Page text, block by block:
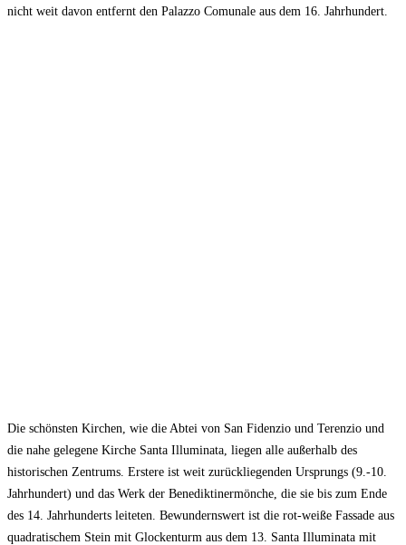
nicht weit davon entfernt den Palazzo Comunale aus dem 16. Jahrhundert.
Die schönsten Kirchen, wie die Abtei von San Fidenzio und Terenzio und
die nahe gelegene Kirche Santa Illuminata, liegen alle außerhalb des
historischen Zentrums. Erstere ist weit zurückliegenden Ursprungs (9.-10.
Jahrhundert) und das Werk der Benediktinermönche, die sie bis zum Ende
des 14. Jahrhunderts leiteten. Bewundernswert ist die rot-weiße Fassade aus
quadratischem Stein mit Glockenturm aus dem 13. Santa Illuminata mit